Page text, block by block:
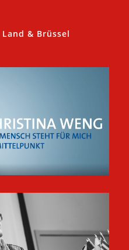
& Brüssel